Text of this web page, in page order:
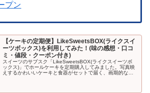
プン
【ケーキの定期便】LikeSweetsBOX(ライクスイ
ーツボックス)を利用してみた！(味の感想・口コ
ミ・値段・クーポン付き)
スイーツのサブスク「LikeSweetsBOX(ライクスイーツボ
ックス)」でホールケーキを定期購入してみました。写真映
えするかわいいケーキと食器がセットで届く、画期的なサ